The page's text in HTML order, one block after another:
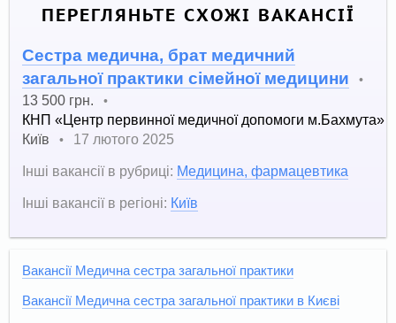
ПЕРЕГЛЯНЬТЕ СХОЖІ ВАКАНСІЇ
Сестра медична, брат медичний
загальної практики сімейної медицини
•
13 500 грн. •
КНП «Центр первинної медичної допомоги м.Бахмута»
Київ
•
17 лютого 2025
Інші вакансії в рубриці: Медицина, фармацевтика
Інші вакансії в регіоні: Київ
Вакансії Медична сестра загальної практики
Вакансії Медична сестра загальної практики в Києві